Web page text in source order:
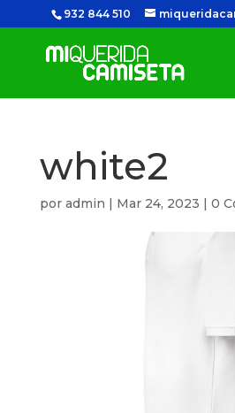
932 844 510
white2
por admin | Mar 24, 2023 | 0